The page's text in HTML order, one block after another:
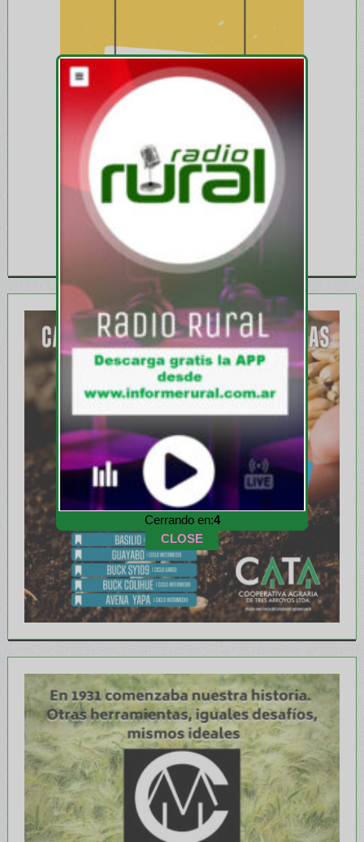
Cerrando en:2
CLOSE